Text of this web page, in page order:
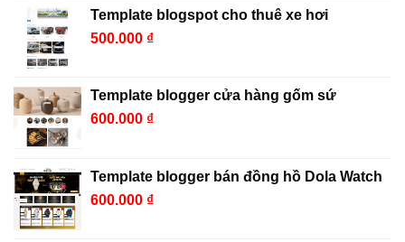
Template blogspot cho thuê xe hơi
500.000 ₫
Template blogger cửa hàng gốm sứ
600.000 ₫
Template blogger bán đồng hồ Dola Watch
600.000 ₫